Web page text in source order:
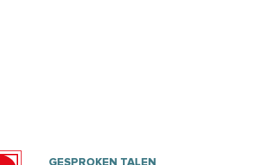
GESPROKEN TALEN
GESPROKEN TALEN